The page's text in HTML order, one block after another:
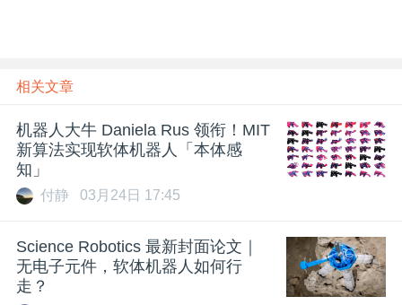
相关文章
机器人大牛 Daniela Rus 领衔！MIT
新算法实现软体机器人「本体感
知」
付静 03月24日 17:45
Science Robotics 最新封面论文｜
无电子元件，软体机器人如何行
走？